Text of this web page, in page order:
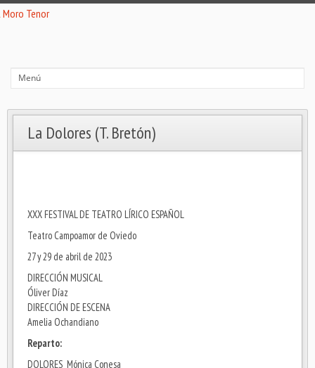
La Dolores (T. Bretón)
XXX FESTIVAL DE TEATRO LÍRICO ESPAÑOL
Teatro Campoamor de Oviedo
27 y 29 de abril de 2023
DIRECCIÓN MUSICAL
Óliver Díaz
DIRECCIÓN DE ESCENA
Amelia Ochandiano
Reparto:
DOLORES Mónica Conesa